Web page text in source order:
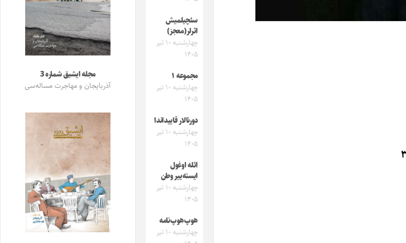
سئچیلمیش
اثرلر(معجز)
چهارشنبه ۱۰ تیر
۱۴۰۵
مجموعه ۱
چهارشنبه ۱۰ تیر
۱۴۰۵
دورنالار قاییداندا
چهارشنبه ۱۰ تیر
۱۴۰۵
ائله اوغول
ایسته‌ییر وطن
چهارشنبه ۱۰ تیر
۱۴۰۵
هوپ‌هوپ‌نامه
چهارشنبه ۱۰ تیر
مجله ایشیق شماره 3
آذربایجان و مهاجرت مساله‌سی